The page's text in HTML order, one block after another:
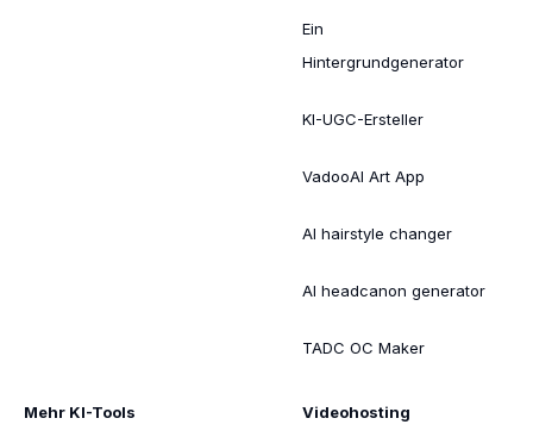
Ein
Hintergrundgenerator
KI-UGC-Ersteller
VadooAI Art App
AI hairstyle changer
AI headcanon generator
TADC OC Maker
Mehr KI-Tools
Videohosting